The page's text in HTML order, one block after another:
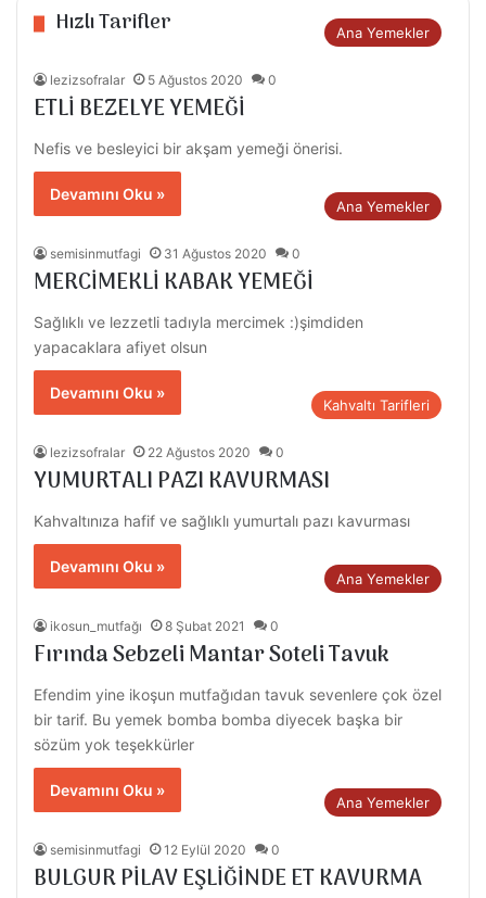
Hızlı Tarifler Ana Yemekler
lezizsofralar 5 Ağustos 2020 0
ETLİ BEZELYE YEMEĞİ
Nefis ve besleyici bir akşam yemeği önerisi.
Devamını Oku »
Ana Yemekler
semisinmutfagi 31 Ağustos 2020 0
MERCİMEKLİ KABAK YEMEĞİ
Sağlıklı ve lezzetli tadıyla mercimek :)şimdiden
yapacaklara afiyet olsun
Devamını Oku »
Kahvaltı Tarifleri
lezizsofralar 22 Ağustos 2020 0
YUMURTALI PAZI KAVURMASI
Kahvaltınıza hafif ve sağlıklı yumurtalı pazı kavurması
Devamını Oku »
Ana Yemekler
ikosun_mutfağı 8 Şubat 2021 0
Fırında Sebzeli Mantar Soteli Tavuk
Efendim yine ikoşun mutfağıdan tavuk sevenlere çok özel
bir tarif. Bu yemek bomba bomba diyecek başka bir
sözüm yok teşekkürler
Devamını Oku »
Ana Yemekler
semisinmutfagi 12 Eylül 2020 0
BULGUR PİLAV EŞLİĞİNDE ET KAVURMA